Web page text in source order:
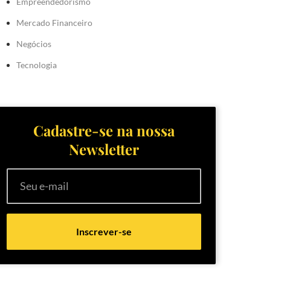
Mercado Financeiro
Negócios
Tecnologia
Cadastre-se na nossa
Newsletter
Inscrever-se